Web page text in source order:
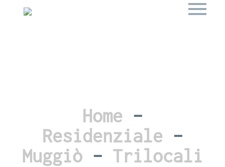
Home –
Residenziale –
Muggiò – Trilocali